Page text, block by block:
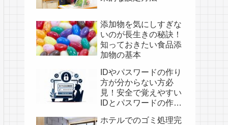
添加物を気にしすぎな
いのが長生きの秘訣！
知っておきたい食品添
加物の基本
IDやパスワードの作り
方が分からない方必
見！安全で覚えやすい
IDとパスワードの作成
ホテルでのゴミ処理完